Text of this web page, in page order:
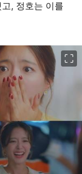
, 정호는 이를